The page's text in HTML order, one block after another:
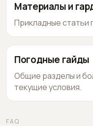
Материалы и
Прикладные статьи
Погодные гайды
Общие разделы и
текущие условия.
FAQ